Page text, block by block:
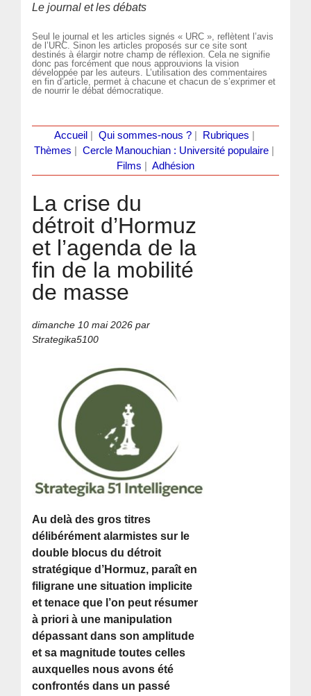
Le journal et les débats
Seul le journal et les articles signés « URC », reflètent l’avis
de l’URC. Sinon les articles proposés sur ce site sont
destinés à élargir notre champ de réflexion. Cela ne signifie
donc pas forcément que nous approuvions la vision
développée par les auteurs. L’utilisation des commentaires
en fin d’article, permet à chacune et chacun de s’exprimer et
de nourrir le débat démocratique.
Accueil Qui sommes-nous ?| Rubriques
Thèmes
Cercle Manouchian : Université populaire
Films
Adhésion
La crise du
détroit d’Hormuz
et l’agenda de la
fin de la mobilité
de masse
dimanche 10 mai 2026 par
Strategika5100
Au delà des gros titres
délibérément alarmistes sur le
double blocus du détroit
stratégique d’Hormuz, paraît en
filigrane une situation implicite
et tenace que l’on peut résumer
à priori à une manipulation
dépassant dans son amplitude
et sa magnitude toutes celles
auxquelles nous avons été
confrontés dans un passé